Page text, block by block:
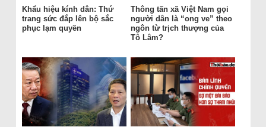
Khẩu hiệu kính dân: Thứ
trang sức đắp lên bộ sắc
phục lạm quyền
Thông tấn xã Việt Nam gọi
người dân là “ong ve” theo
ngôn từ trịch thượng của
Tô Lâm?